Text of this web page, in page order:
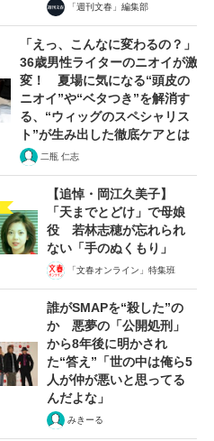
「週刊文春」編集部
「えっ、こんなに変わるの？」
36歳男性ライターのニオイが激
変！ 夏場に気になる“頭皮の
ニオイ”や“ベタつき”を解消す
る、“ウィッグのスペシャリス
ト”が生み出した徹底ケアとは
二瓶 仁志
【追悼・岡江久美子】
「天までとどけ」で母娘
役 若林志穂が忘れられ
ない「手のぬくもり」
「文春オンライン」特集班
誰がSMAPを“殺した”の
か 悪夢の「公開処刑」
から8年後に明かされ
た“答え”「世の中は俺ら5
人が仲が悪いと思ってる
んだよな」
みきーる